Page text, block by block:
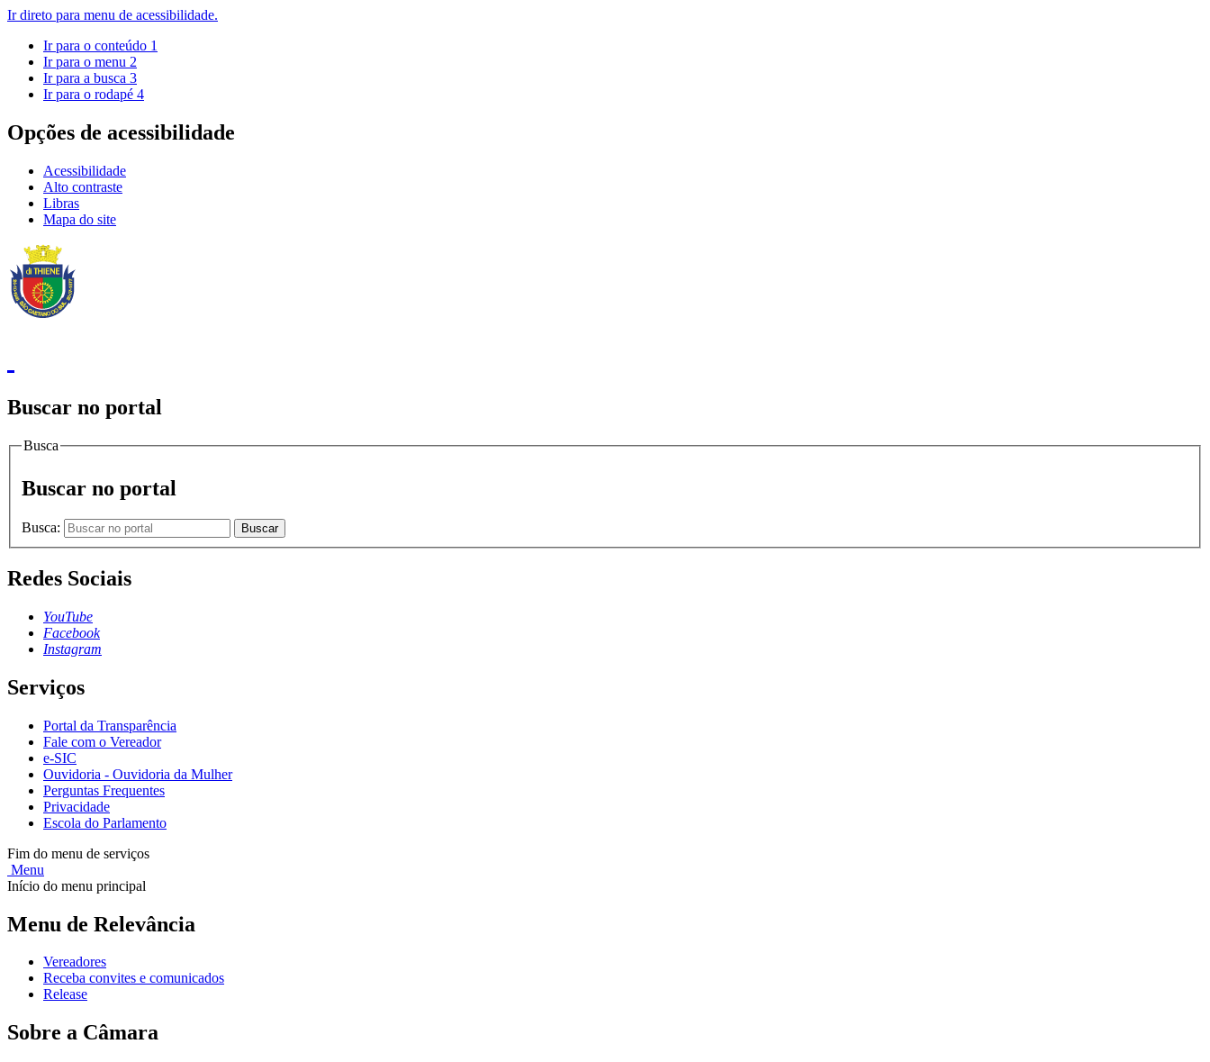
Ir direto para menu de acessibilidade.
Ir para o conteúdo 1
Ir para o menu 2
Ir para a busca 3
Ir para o rodapé 4
Opções de acessibilidade
Acessibilidade
Alto contraste
Libras
Mapa do site
Buscar no portal
Busca
Buscar no portal
Busca: Buscar
Redes Sociais
YouTube
Facebook
Instagram
Serviços
Portal da Transparência
Fale com o Vereador
e-SIC
Ouvidoria - Ouvidoria da Mulher
Perguntas Frequentes
Privacidade
Escola do Parlamento
Fim do menu de serviços
Menu
Início do menu principal
Menu de Relevância
Vereadores
Receba convites e comunicados
Release
Sobre a Câmara